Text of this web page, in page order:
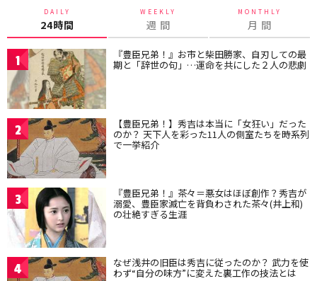
DAILY
24時間
WEEKLY
週 間
MONTHLY
月 間
1 『豊臣兄弟！』お市と柴田勝家、自刃しての最
期と「辞世の句」…運命を共にした２人の悲劇
2 【豊臣兄弟！】秀吉は本当に「女狂い」だった
のか？ 天下人を彩った11人の側室たちを時系列
で一挙紹介
3 『豊臣兄弟！』茶々＝悪女はほぼ創作？秀吉が
溺愛、豊臣家滅亡を背負わされた茶々(井上和)
の壮絶すぎる生涯
4 なぜ浅井の旧臣は秀吉に従ったのか？ 武力を使
わず“自分の味方”に変えた裏工作の技法とは